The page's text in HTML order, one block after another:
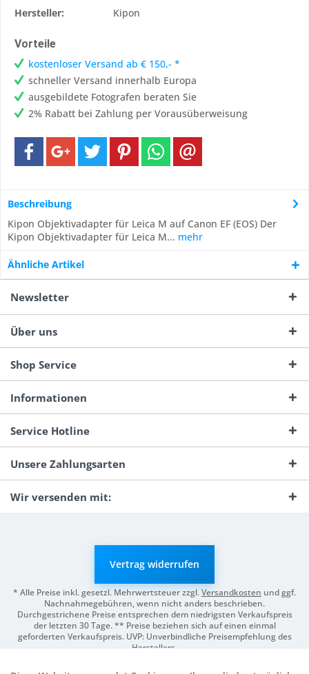
Hersteller:
Kipon
Vorteile
kostenloser Versand ab € 150,- *
schneller Versand innerhalb Europa
ausgebildete Fotografen beraten Sie
2% Rabatt bei Zahlung per Vorausüberweisung
Beschreibung
Kipon Objektivadapter für Leica M auf Canon EF (EOS) Der
Kipon Objektivadapter für Leica M... mehr
Ähnliche Artikel
Newsletter
Über uns
Shop Service
Informationen
Service Hotline
Unsere Zahlungsarten
Wir versenden mit:
Vertrag widerrufen
* Alle Preise inkl. gesetzl. Mehrwertsteuer zzgl.Versandkosten und ggf.
Nachnahmegebühren, wenn nicht anders beschrieben.
Durchgestrichene Preise entsprechen dem niedrigsten Verkaufspreis
der letzten 30 Tage. ** Preise beziehen sich auf einen einmal
geforderten Verkaufspreis. UVP: Unverbindliche Preisempfehlung des
Herstellers.